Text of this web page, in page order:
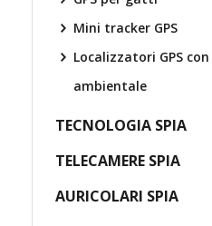
Mini tracker GPS
Localizzatori GPS
ambientale
TECNOLOGIA SPIA
TELECAMERE SPIA
AURICOLARI SPIA